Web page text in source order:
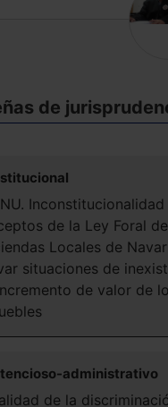
de
Inconstitucionalidad
de la Ley Foral de
Locales de
situaciones de
de valor de
administrativo
de la